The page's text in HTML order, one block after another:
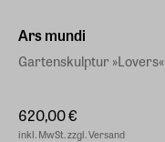
Ars mundi
Gartenskulptur »Lovers«
620,00 €
inkl. MwSt. zzgl. Versand